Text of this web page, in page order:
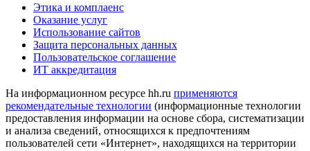
Этика и комплаенс
Оказание услуг
Использование сайтов
Защита персональных данных
Пользовательское соглашение
ИТ аккредитация
На информационном ресурсе hh.ru применяются
рекомендательные технологии (информационные технологии
предоставления информации на основе сбора, систематизации
и анализа сведений, относящихся к предпочтениям
пользователей сети «Интернет», находящихся на территории